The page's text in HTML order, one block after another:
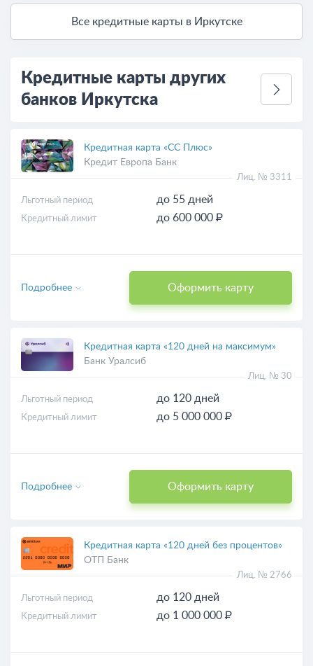
Все кредитные карты в Иркутске
Кредитные карты других
банков Иркутска
Кредитная карта «СС Плюс»
Кредит Европа Банк
Лиц. № 3311
Льготный период до 55 дней
Кредитный лимит до 600 000 ₽
Оформить карту
Подробнее
Кредитная карта «120 дней на максимум»
Банк Уралсиб
Лиц. № 30
Льготный период до 120 дней
Кредитный лимит до 5 000 000 ₽
Оформить карту
Подробнее
Кредитная карта «120 дней без процентов»
ОТП Банк
Лиц. № 2766
Льготный период до 120 дней
Кредитный лимит до 1 000 000 ₽